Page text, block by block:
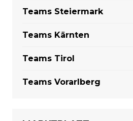
Teams Steiermark
Teams Kärnten
Teams Tirol
Teams Vorarlberg